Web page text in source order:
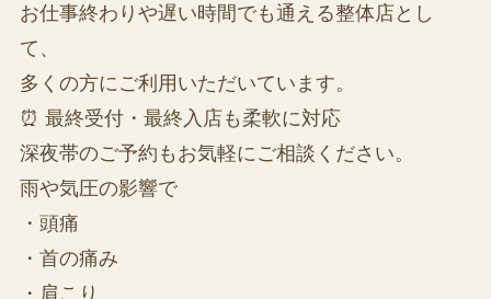
お仕事終わりや遅い時間でも通える整体店とし
て、
多くの方にご利用いただいています。
⏰ 最終受付・最終入店も柔軟に対応
深夜帯のご予約もお気軽にご相談ください。
雨や気圧の影響で
・頭痛
・首の痛み
・肩こり